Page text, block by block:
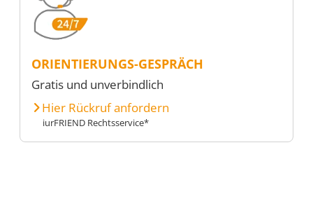
ORIENTIERUNGS-GESPRÄCH
Gratis und unverbindlich
Hier Rückruf anfordern
iurFRIEND Rechtsservice*